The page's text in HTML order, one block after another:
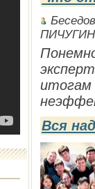
итогам
Вся